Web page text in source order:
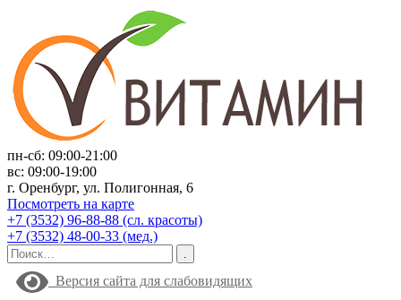
пн-сб: 09:00-21:00
вс: 09:00-19:00
г. Оренбург, ул. Полигонная, 6
Посмотреть на карте
+7 (3532) 96-88-88 (сл. красоты)
+7 (3532) 48-00-33 (мед.)
Версия сайта для слабовидящих